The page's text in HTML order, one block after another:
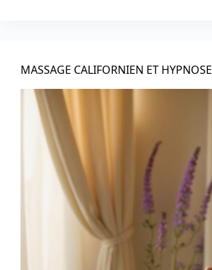
MASSAGE CALIFORNIEN ET HYPNOSE